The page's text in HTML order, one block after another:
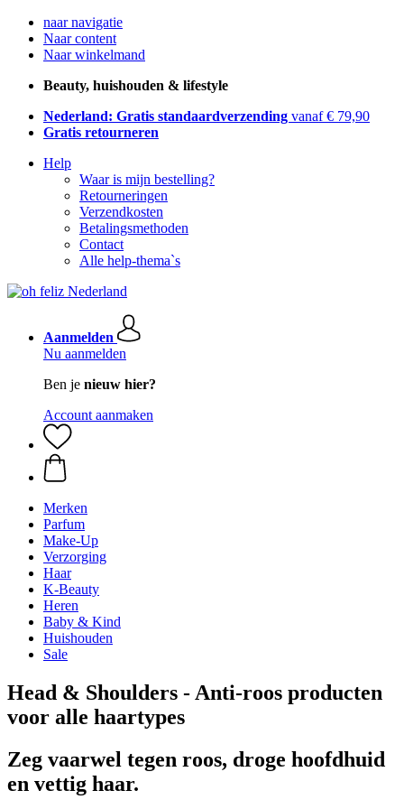
naar navigatie
Naar content
Naar winkelmand
Beauty, huishouden & lifestyle
Nederland: Gratis standaardverzending vanaf € 79,90
Gratis retourneren
Help
Waar is mijn bestelling?
Retourneringen
Verzendkosten
Betalingsmethoden
Contact
Alle help-thema`s
Aanmelden
Nu aanmelden
Ben je nieuw hier?
Account aanmaken
Merken
Parfum
Make-Up
Verzorging
Haar
K-Beauty
Heren
Baby & Kind
Huishouden
Sale
Head & Shoulders - Anti-roos producten
voor alle haartypes
Zeg vaarwel tegen roos, droge hoofdhuid
en vettig haar.